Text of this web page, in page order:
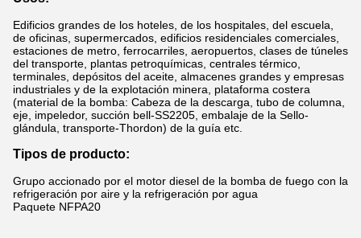
Edificios grandes de los hoteles, de los hospitales, del escuela,
de oficinas, supermercados, edificios residenciales comerciales,
estaciones de metro, ferrocarriles, aeropuertos, clases de túneles
del transporte, plantas petroquímicas, centrales térmico,
terminales, depósitos del aceite, almacenes grandes y empresas
industriales y de la explotación minera, plataforma costera
(material de la bomba: Cabeza de la descarga, tubo de columna,
eje, impeledor, succión bell-SS2205, embalaje de la Sello-
glándula, transporte-Thordon) de la guía etc.
Tipos de producto:
Grupo accionado por el motor diesel de la bomba de fuego con la
refrigeración por aire y la refrigeración por agua
Paquete NFPA20